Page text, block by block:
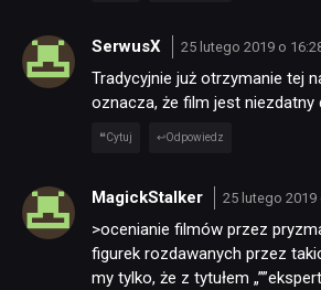
SerwusX 25 lutego 2019 o
Tradycyjnie już otrzymanie tej
oznacza, że film jest niezdatny
Cytuj Odpowiedz
MagickStalker 25 lutego 2019
>ocenianie filmów przez
figurek rozdawanych przez
my tylko, że z tytułem